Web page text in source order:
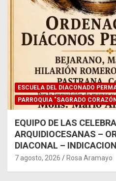
ESCUELA DEL DIACONADO
PARROQUIA "SAGRADO
EQUIPO DE LAS
ARQUIDIOCESANAS –
DIACONAL –
7 agosto, 2026 Rosa Aramayo